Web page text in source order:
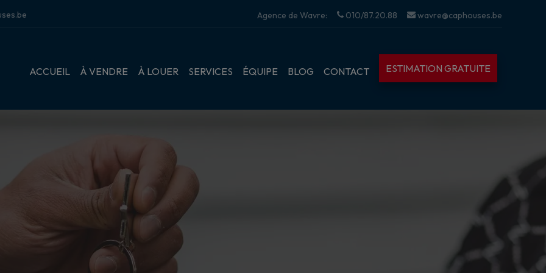
Agence de Wavre: 010/87.20.88 wavre@caphouses.be
ACCUEIL À VENDRE À LOUER SERVICES ÉQUIPE BLOG CONTACT ESTIMATION GRATUITE